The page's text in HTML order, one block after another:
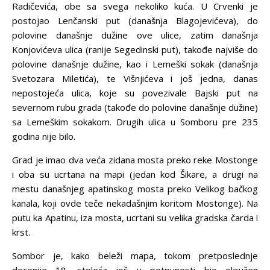
Radičevića, obe sa svega nekoliko kuća. U Crvenki je
postojao Lenčanski put (današnja Blagojevićeva), do
polovine današnje dužine ove ulice, zatim današnja
Konjovićeva ulica (ranije Segedinski put), takođe najviše do
polovine današnje dužine, kao i Lemeški sokak (današnja
Svetozara Miletića), te Višnjićeva i još jedna, danas
nepostojeća ulica, koje su povezivale Bajski put na
severnom rubu grada (takođe do polovine današnje dužine)
sa Lemeškim sokakom. Drugih ulica u Somboru pre 235
godina nije bilo.
Grad je imao dva veća zidana mosta preko reke Mostonge
i oba su ucrtana na mapi (jedan kod Šikare, a drugi na
mestu današnjeg apatinskog mosta preko Velikog bačkog
kanala, koji ovde teče nekadašnjim koritom Mostonge). Na
putu ka Apatinu, iza mosta, ucrtani su velika gradska čarda i
krst.
Sombor je, kako beleži mapa, tokom pretposlednje